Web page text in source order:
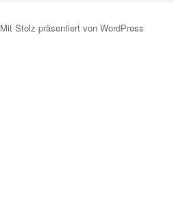
Mit Stolz präsentiert von WordPress